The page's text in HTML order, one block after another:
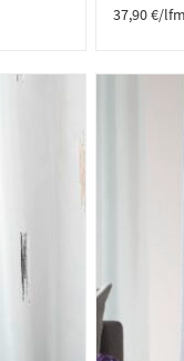
37,90€/lfm